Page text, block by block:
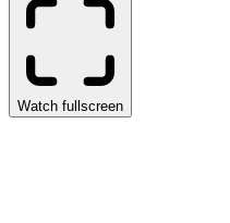
Watch fullscreen